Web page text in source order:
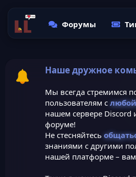
Форумы
Наше дружное
Мы всегда стремимся
пользователям с
нашем сервере Discord
форуме!
Не стесняйтесь
знаниями с другими
нашей платформе – вам